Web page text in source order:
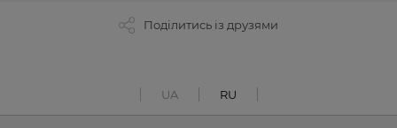
Поділитись із друзями
UA RU